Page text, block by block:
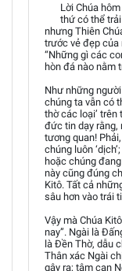
Lời Chúa
thứ có thể trải
nhưng Thiên
trước vẻ đẹp của
“Những gì các
hòn đá nào nằm
Như những
chúng ta vẫn có
thờ các loại’ trên
đức tin dạy rằng,
tương quan!
chúng luôn
hoặc chúng
này cũng đúng
Kitô. Tất cả
sâu hơn vào trái
Vậy mà Chúa
nay”. Ngài là
là Đền Thờ, dẫu
Thân xác Ngài
gây ra; tâm can